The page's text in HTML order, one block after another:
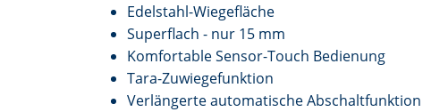
Edelstahl-Wiegefläche
Superflach - nur 15 mm
Komfortable Sensor-Touch Bedienung
Tara-Zuwiegefunktion
Verlängerte automatische Abschaltfunktion